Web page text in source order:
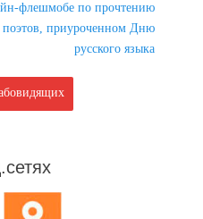
флешмобе по прочтению
поэтов, приуроченном Дню
русского языка